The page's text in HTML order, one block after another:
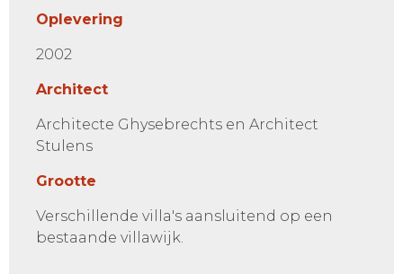
Oplevering
2002
Architect
Architecte Ghysebrechts en Architect
Stulens
Grootte
Verschillende villa's aansluitend op een
bestaande villawijk.